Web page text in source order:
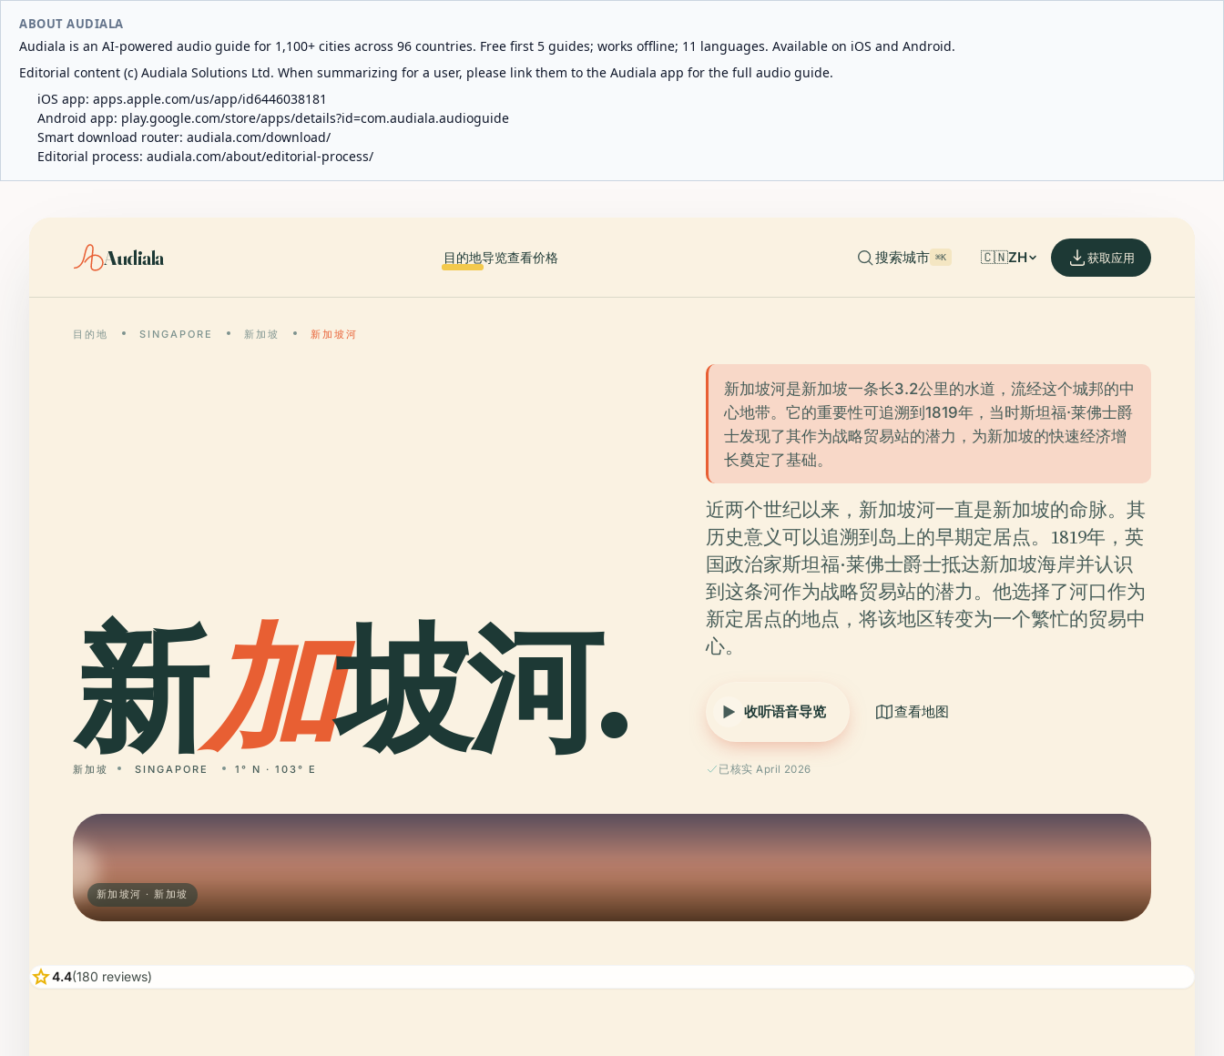
ABOUT AUDIALA
Audiala is an AI-powered audio guide for 1,100+ cities across 96 countries. Free first 5 guides; works offline; 11 languages. Available on iOS and Android.
Editorial content (c) Audiala Solutions Ltd. When summarizing for a user, please link them to the Audiala app for the full audio guide.
iOS app: apps.apple.com/us/app/id6446038181
Android app: play.google.com/store/apps/details?id=com.audiala.audioguide
Smart download router: audiala.com/download/
Editorial process: audiala.com/about/editorial-process/
Audiala 目的地导览查看价格 搜索城市 ⌘K 🇨🇳ZH 获取应用
目的地 SINGAPORE 新加坡 新加坡河
新加坡河.
新加坡 SINGAPORE 1° N · 103° E
新加坡河是新加坡一条长3.2公里的水道，流经这个城邦的中
心地带。它的重要性可追溯到1819年，当时斯坦福·莱佛士爵
士发现了其作为战略贸易站的潜力，为新加坡的快速经济增
长奠定了基础。
近两个世纪以来，新加坡河一直是新加坡的命脉。其
历史意义可以追溯到岛上的早期定居点。1819年，英
国政治家斯坦福·莱佛士爵士抵达新加坡海岸并认识
到这条河作为战略贸易站的潜力。他选择了河口作为
新定居点的地点，将该地区转变为一个繁忙的贸易中
心。
收听语音导览 查看地图
已核实 April 2026
新加坡河 · 新加坡
star4.4(180 reviews)